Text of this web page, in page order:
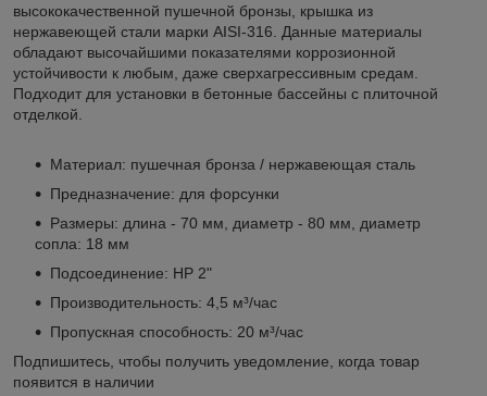
высококачественной пушечной бронзы, крышка из
нержавеющей стали марки AISI-316. Данные материалы
обладают высочайшими показателями коррозионной
устойчивости к любым, даже сверхагрессивным средам.
Подходит для установки в бетонные бассейны с плиточной
отделкой.
Материал: пушечная бронза / нержавеющая сталь
Предназначение: для форсунки
Размеры: длина - 70 мм, диаметр - 80 мм, диаметр
сопла: 18 мм
Подсоединение: НР 2"
Производительность: 4,5 м³/час
Пропускная способность: 20 м³/час
Подпишитесь, чтобы получить уведомление, когда товар
появится в наличии